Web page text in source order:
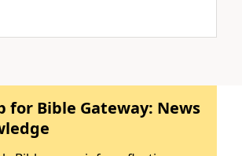
for Bible Gateway: News